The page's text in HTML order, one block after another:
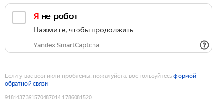
Я не робот
Нажмите, чтобы продолжить
Yandex SmartCaptcha
Если у вас возникли проблемы, пожалуйста, воспользуйтесьформой
обратной связи
9181437391570487014:1786081520